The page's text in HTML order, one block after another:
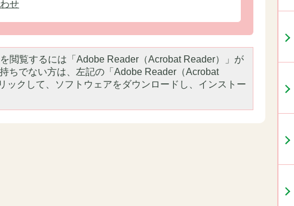
せ
閲覧するには「Adobe Reader（Acrobat Reader）」が
ちでない方は、左記の「Adobe Reader（Acrobat
ックして、ソフトウェアをダウンロードし、インストー